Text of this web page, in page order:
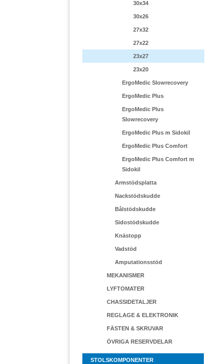
30x34
30x26
27x32
27x22
23x27
23x20
ErgoMedic Slowrecovery
ErgoMedic Plus
ErgoMedic Plus
Slowrecovery
ErgoMedic Plus m Sidokil
ErgoMedic Plus Comfort
ErgoMedic Plus Comfort m
Sidokil
Armstödsplatta
Nackstödskudde
Bålstödskudde
Sidostödskudde
Knästopp
Vadstöd
Amputationsstöd
MEKANISMER
LYFTOMATER
CHASSIDETALJER
REGLAGE & ELEKTRONIK
FÄSTEN & SKRUVAR
ÖVRIGA RESERVDELAR
STOLSKOMPONENTER